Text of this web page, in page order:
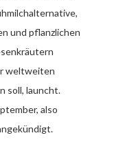
und pflanzlichen
weltweiten
soll, launcht.
also